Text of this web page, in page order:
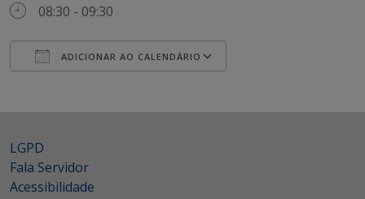
08:30 - 09:30
ADICIONAR AO CALENDÁRIO
LGPD
Fala Servidor
Acessibilidade